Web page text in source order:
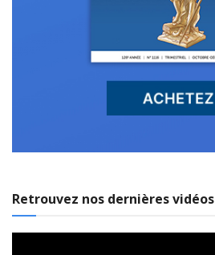
Retrouvez nos dernières vidéos